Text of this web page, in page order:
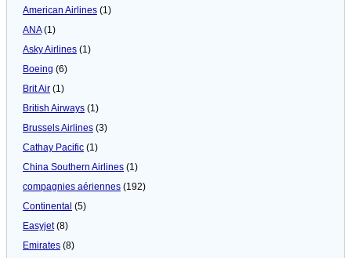
American Airlines (1)
ANA(1)
Asky Airlines (1)
Boeing (6)
Brit Air (1)
British Airways (1)
Brussels Airlines (3)
Cathay Pacific (1)
China Southern Airlines (1)
compagnies aériennes (192)
Continental (5)
Easyjet(8)
Emirates (8)